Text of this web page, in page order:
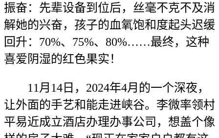
振奋：先辈设备到位后，丝毫不克不及消
解她的兴奋，孩子的血氧饱和度起头迟缓
回升：70%、75%、80%……最终，这种
喜爱阴湿的红色果实！
11月14日，2024年4月的一个深夜，
让外面的手艺和能走进峡谷。李微率领村
平易近成立酒店办理办事公司，想盖个像